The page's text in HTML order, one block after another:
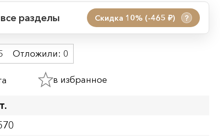
разделы Скидка 10% (-465 руб.) ?
Отложили: 0
в избранное